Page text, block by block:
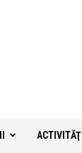
ACTIVITĂŢI